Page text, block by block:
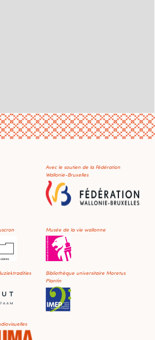
Avec le soutien de la Fédération
Wallonie-Bruxelles
Musée de la vie wallonne
Bibliothèque universitaire Moretus
Plantin